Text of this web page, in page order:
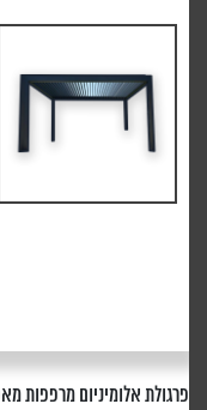
פרגולת אלומיניום מרפפות